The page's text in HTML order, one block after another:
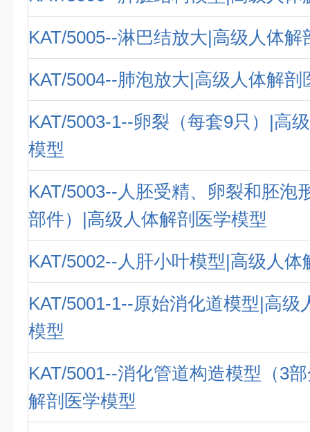
KAT/5005--淋巴结放大|高级人体解
KAT/5004--肺泡放大|高级人体解剖
KAT/5003-1--卵裂（每套9只）|高
模型
KAT/5003--人胚受精、卵裂和胚泡
部件）|高级人体解剖医学模型
KAT/5002--人肝小叶模型|高级人体
KAT/5001-1--原始消化道模型|高级
模型
KAT/5001--消化管道构造模型（3
解剖医学模型